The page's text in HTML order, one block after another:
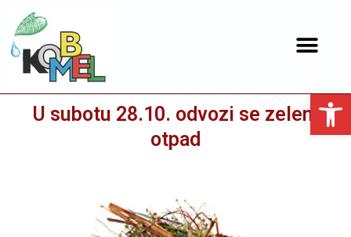
Open toolbar
U subotu 28.10. odvozi se zeleni
otpad